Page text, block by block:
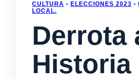
CULTURA • ELECCIONES 2023 •
LOCAL.
Derrota
Historia